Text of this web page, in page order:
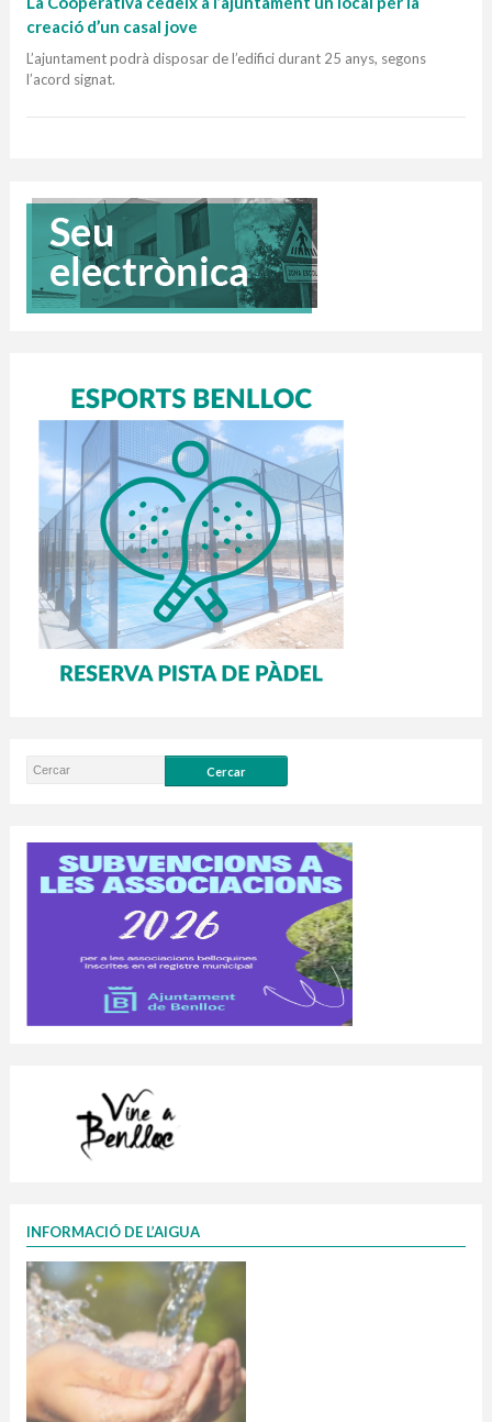
creació d’un casal jove
L’ajuntament podrà disposar de l’edifici durant 25 anys, segons
l’acord signat.
INFORMACIÓ DE L’AIGUA